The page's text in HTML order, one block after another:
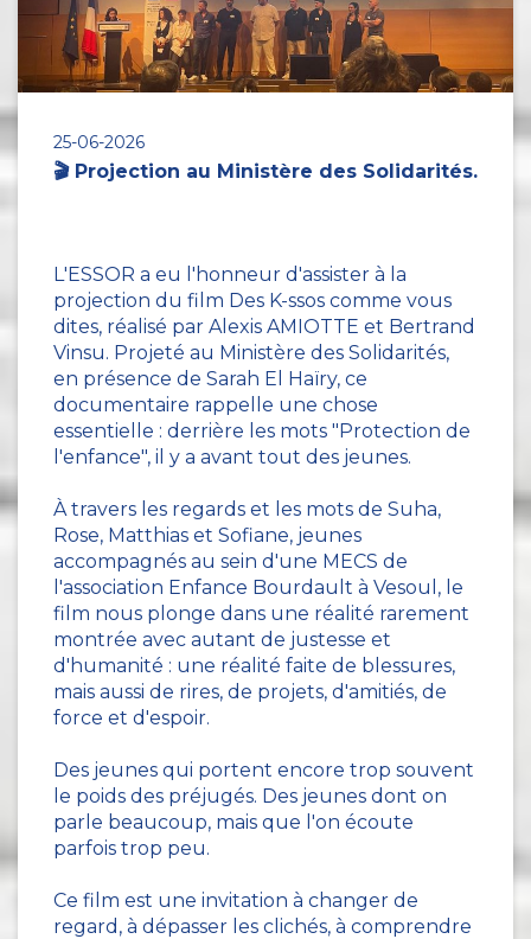
25-06-2026
🎬 Projection au Ministère des Solidarités.
L'ESSOR a eu l'honneur d'assister à la
projection du film Des K-ssos comme vous
dites, réalisé par Alexis AMIOTTE et Bertrand
Vinsu. Projeté au Ministère des Solidarités,
en présence de Sarah El Haïry, ce
documentaire rappelle une chose
essentielle : derrière les mots "Protection de
l'enfance", il y a avant tout des jeunes.
À travers les regards et les mots de Suha,
Rose, Matthias et Sofiane, jeunes
accompagnés au sein d'une MECS de
l'association Enfance Bourdault à Vesoul, le
film nous plonge dans une réalité rarement
montrée avec autant de justesse et
d'humanité : une réalité faite de blessures,
mais aussi de rires, de projets, d'amitiés, de
force et d'espoir.
Des jeunes qui portent encore trop souvent
le poids des préjugés. Des jeunes dont on
parle beaucoup, mais que l'on écoute
parfois trop peu.
Ce film est une invitation à changer de
regard, à dépasser les clichés, à comprendre